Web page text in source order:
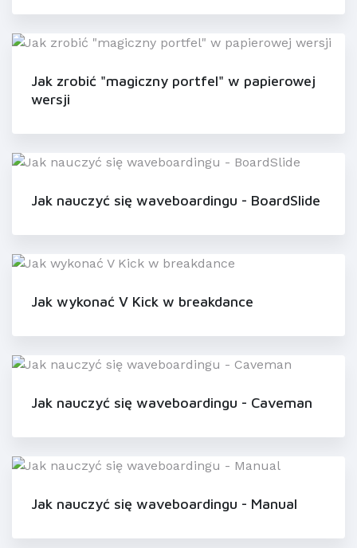
Jak zrobić "magiczny portfel" w papierowej
wersji
Jak nauczyć się waveboardingu - BoardSlide
Jak wykonać V Kick w breakdance
Jak nauczyć się waveboardingu - Caveman
Jak nauczyć się waveboardingu - Manual